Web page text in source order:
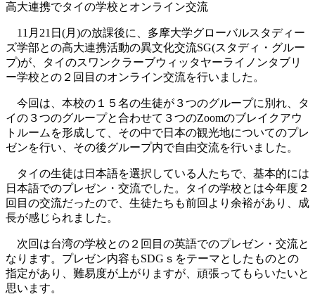
高大連携でタイの学校とオンライン交流
11月21日(月)の放課後に、多摩大学グローバルスタディー
ズ学部との高大連携活動の異文化交流SG(スタディ・グルー
プ)が、タイのスワンクラーブウィッタヤーライノンタブリ
ー学校との２回目のオンライン交流を行いました。
今回は、本校の１５名の生徒が３つのグループに別れ、タ
イの３つのグループと合わせて３つのZoomのブレイクアウ
トルームを形成して、その中で日本の観光地についてのプレ
ゼンを行い、その後グループ内で自由交流を行いました。
タイの生徒は日本語を選択している人たちで、基本的には
日本語でのプレゼン・交流でした。タイの学校とは今年度２
回目の交流だったので、生徒たちも前回より余裕があり、成
長が感じられました。
次回は台湾の学校との２回目の英語でのプレゼン・交流と
なります。プレゼン内容もSDGｓをテーマとしたものとの
指定があり、難易度が上がりますが、頑張ってもらいたいと
思います。